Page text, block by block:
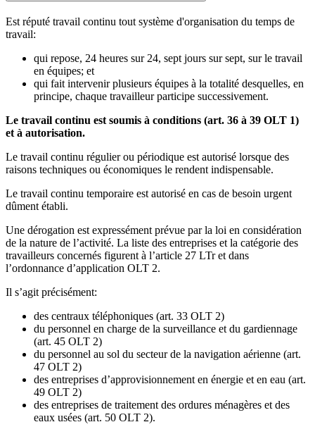
Est réputé travail continu tout système d'organisation du temps de
travail:
qui repose, 24 heures sur 24, sept jours sur sept, sur le travail
en équipes; et
qui fait intervenir plusieurs équipes à la totalité desquelles, en
principe, chaque travailleur participe successivement.
Le travail continu est soumis à conditions (art. 36 à 39 OLT 1)
et à autorisation.
Le travail continu régulier ou périodique est autorisé lorsque des
raisons techniques ou économiques le rendent indispensable.
Le travail continu temporaire est autorisé en cas de besoin urgent
dûment établi.
Une dérogation est expressément prévue par la loi en considération
de la nature de l’activité. La liste des entreprises et la catégorie des
travailleurs concernés figurent à l’article 27 LTr et dans
l’ordonnance d’application OLT 2.
Il s’agit précisément:
des centraux téléphoniques (art. 33 OLT 2)
du personnel en charge de la surveillance et du gardiennage
(art. 45 OLT 2)
du personnel au sol du secteur de la navigation aérienne (art.
47 OLT 2)
des entreprises d’approvisionnement en énergie et en eau (art.
49 OLT 2)
des entreprises de traitement des ordures ménagères et des
eaux usées (art. 50 OLT 2).